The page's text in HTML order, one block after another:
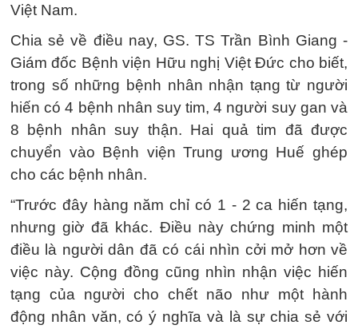
Việt Nam.
Chia sẻ về điều nay, GS. TS Trần Bình Giang -
Giám đốc Bệnh viện Hữu nghị Việt Đức cho biết,
trong số những bệnh nhân nhận tạng từ người
hiến có 4 bệnh nhân suy tim, 4 người suy gan và
8 bệnh nhân suy thận. Hai quả tim đã được
chuyển vào Bệnh viện Trung ương Huế ghép
cho các bệnh nhân.
“Trước đây hàng năm chỉ có 1 - 2 ca hiến tạng,
nhưng giờ đã khác. Điều này chứng minh một
điều là người dân đã có cái nhìn cởi mở hơn về
việc này. Cộng đồng cũng nhìn nhận việc hiến
tạng của người cho chết não như một hành
động nhân văn, có ý nghĩa và là sự chia sẻ với